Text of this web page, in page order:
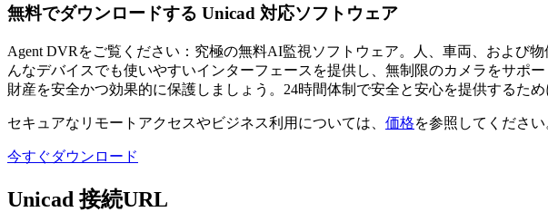
無料でダウンロードする Unicad 対応ソフトウェア
Agent DVRをご覧ください：究極の無料AI監視ソフトウェア。人、車両、および
んなデバイスでも使いやすいインターフェースを提供し、無制限のカメラをサポ
財産を安全かつ効果的に保護しましょう。24時間体制で安全と安心を提供するた
セキュアなリモートアクセスやビジネス利用については、 価格を参照してください
今すぐダウンロード
Unicad 接続URL